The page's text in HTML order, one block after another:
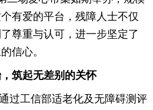
有爱的平台，残障人士不仅
尊重与认可，进一步坚定了
信心。
筑起无差别的关怀
过工信部适老化及无障碍测评